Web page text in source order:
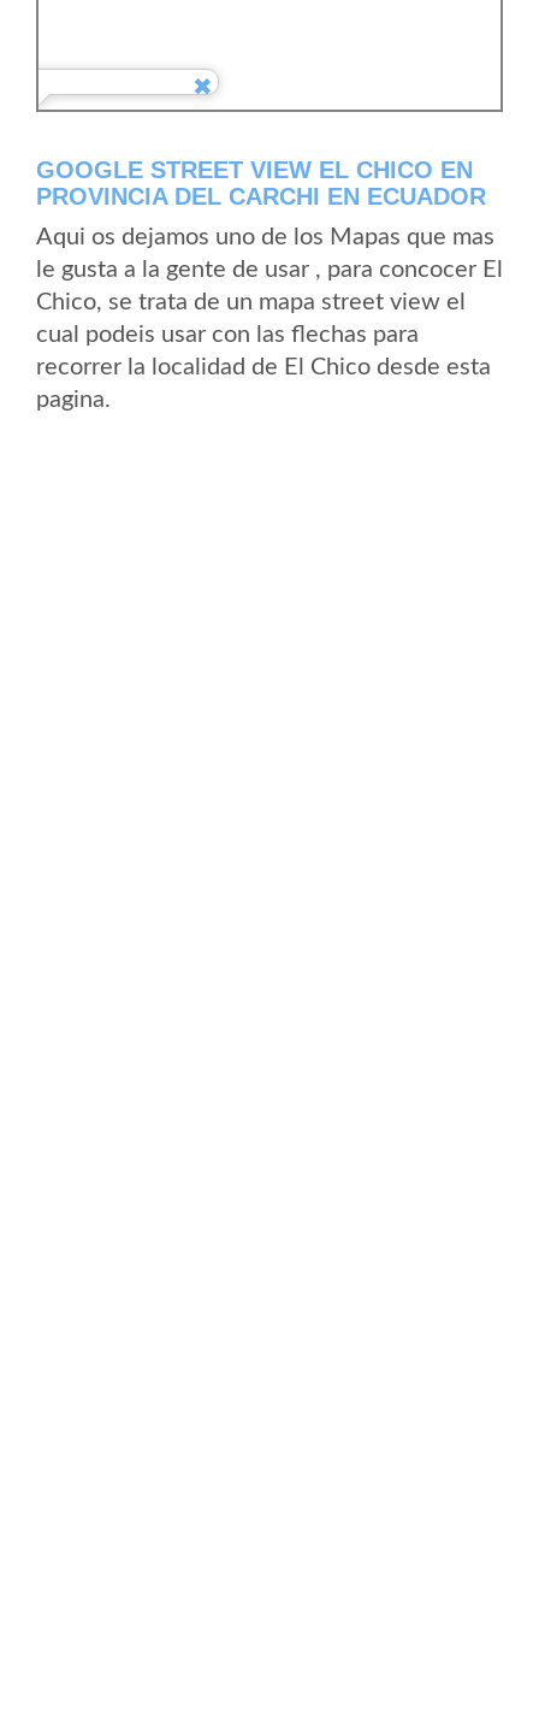
GOOGLE STREET VIEW EL CHICO EN
PROVINCIA DEL CARCHI EN ECUADOR
Aqui os dejamos uno de los Mapas que mas
le gusta a la gente de usar , para concocer El
Chico, se trata de un mapa street view el
cual podeis usar con las flechas para
recorrer la localidad de El Chico desde esta
pagina.